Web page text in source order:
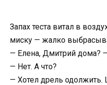
Запах теста витал в
миску — жалко
— Елена, Дмитрий дома?
— Нет. А что?
— Хотел дрель